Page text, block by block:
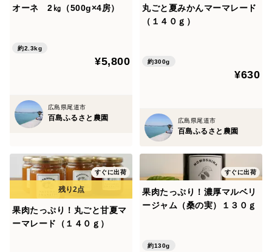
保存方法 冷蔵保存
オーネ 2㎏（500g×4房）
約2.3kg
¥5,800
広島県尾道市
百島ふるさと農園
丸ごと夏みかんマーマレード
（１４０ｇ）
約300g
¥630
広島県尾道市
百島ふるさと農園
すぐに出荷
果肉たっぷり！丸ごと甘夏マ
ーマレード（１４０ｇ）
すぐに出荷
果肉たっぷり！濃厚マルベリ
ージャム（桑の実）１３０ｇ
約130g